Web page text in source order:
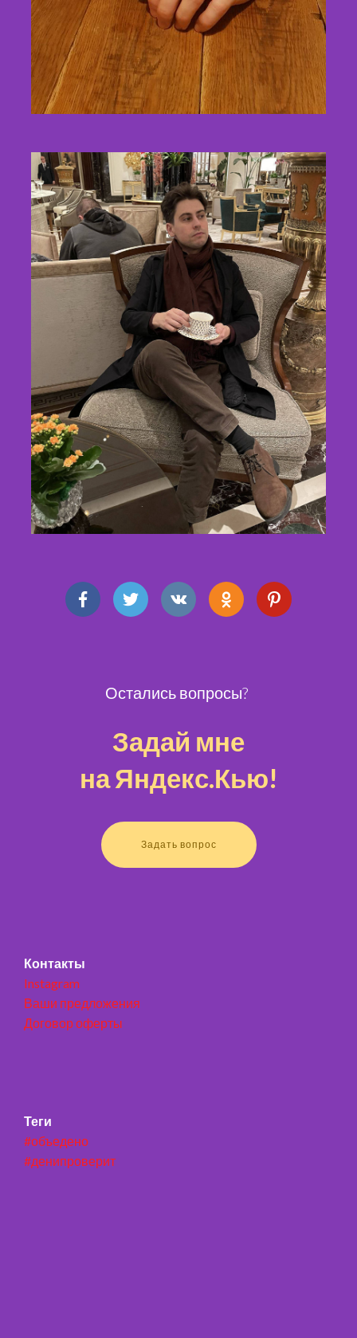
Остались вопросы?
Задай мне
на Яндекс.Кью!
Задать вопрос
Контакты
Instagram
Ваши предложения
Договор оферты
Теги
#объедено
#денипроверит